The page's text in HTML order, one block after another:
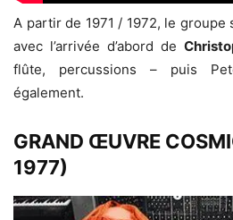
A partir de 1971 / 1972, le
avec l’arrivée d’abord de
flûte, percussions – puis
également.
GRAND ŒUVRE
1977)